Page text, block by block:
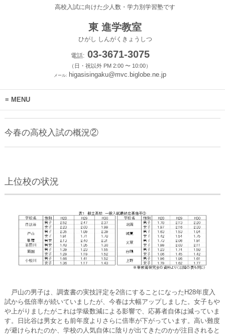
高校入試に向けた少人数・学力別学習塾です
東 進学教室
ひがし しんがくきょうしつ
電話:03-3671-3075
（日・祝以外 PM 2:00 〜 10:00）
メール: higasisingaku@mvc.biglobe.ne.jp
MENU
今春の高校入試の概況②
上位校の状況
戸山の男子は、調査書の実技評定を2倍にすることになったH28年度入
試から低倍率が続いていましたが、今春は大幅アップしました。女子もや
や上がりましたがこれは学級数減による影響で、応募者自体は減っていま
す。日比谷は男女とも前年度よりさらに倍率が下がっています。高い難度
が避けられたのか、学校の人気自体に陰りが出てきたのかが注目されると